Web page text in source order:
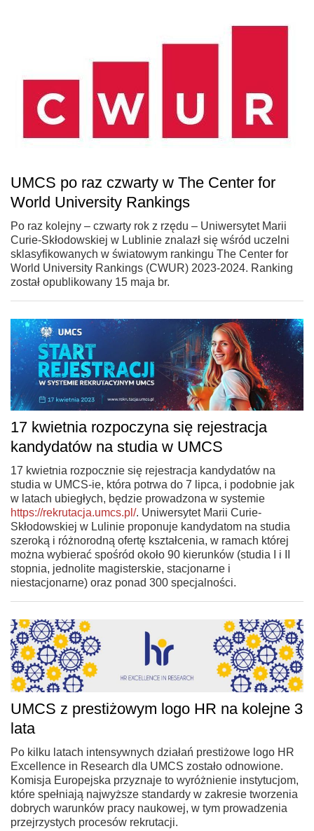
UMCS po raz czwarty w The Center for
World University Rankings
Po raz kolejny – czwarty rok z rzędu – Uniwersytet Marii
Curie-Skłodowskiej w Lublinie znalazł się wśród uczelni
sklasyfikowanych w światowym rankingu The Center for
World University Rankings (CWUR) 2023-2024. Ranking
został opublikowany 15 maja br.
17 kwietnia rozpoczyna się rejestracja
kandydatów na studia w UMCS
17 kwietnia rozpocznie się rejestracja kandydatów na
studia w UMCS-ie, która potrwa do 7 lipca, i podobnie jak
w latach ubiegłych, będzie prowadzona w systemie
https://rekrutacja.umcs.pl/. Uniwersytet Marii Curie-
Skłodowskiej w Lulinie proponuje kandydatom na studia
szeroką i różnorodną ofertę kształcenia, w ramach której
można wybierać spośród około 90 kierunków (studia I i II
stopnia, jednolite magisterskie, stacjonarne i
niestacjonarne) oraz ponad 300 specjalności.
UMCS z prestiżowym logo HR na kolejne 3
lata
Po kilku latach intensywnych działań prestiżowe logo HR
Excellence in Research dla UMCS zostało odnowione.
Komisja Europejska przyznaje to wyróżnienie instytucjom,
które spełniają najwyższe standardy w zakresie tworzenia
dobrych warunków pracy naukowej, w tym prowadzenia
przejrzystych procesów rekrutacji.